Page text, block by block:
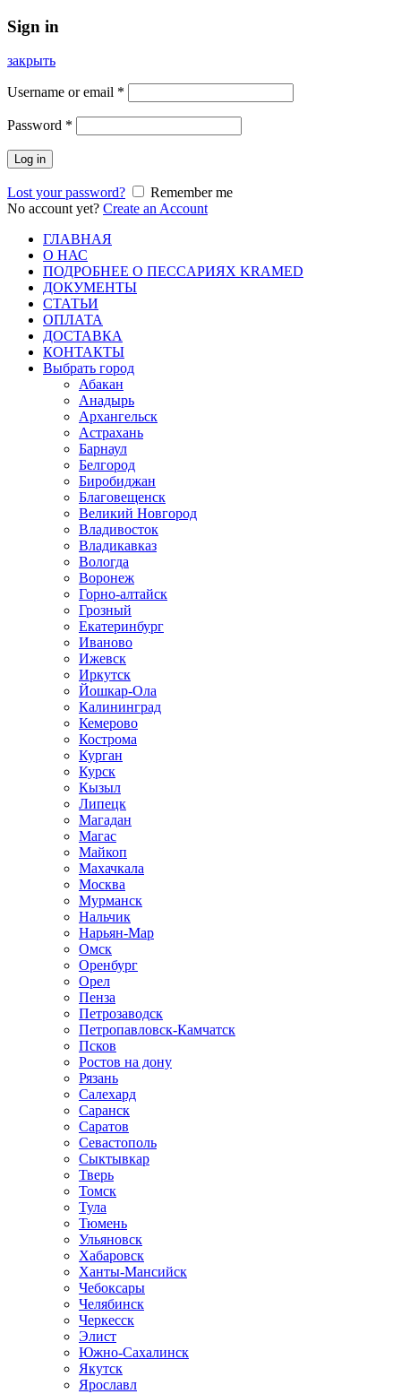
Sign in
закрыть
Username or email *
Password *
Log in
Lost your password?
Remember me
No account yet? Create an Account
ГЛАВНАЯ
О НАС
ПОДРОБНЕЕ О ПEСCАРИЯХ KRAMED
ДОКУМЕНТЫ
СТАТЬИ
ОПЛАТА
ДОСТАВКА
КОНТАКТЫ
Выбрать город
Абакан
Анадырь
Архангельск
Астрахань
Барнаул
Белгород
Биробиджан
Благовещенск
Великий Новгород
Владивосток
Владикавказ
Вологда
Воронеж
Горно-алтайск
Грозный
Екатеринбург
Иваново
Ижевск
Иркутск
Йошкар-Ола
Калининград
Кемерово
Кострома
Курган
Курск
Кызыл
Липецк
Магадан
Магас
Майкоп
Махачкала
Москва
Мурманск
Нальчик
Нарьян-Мар
Омск
Оренбург
Орел
Пенза
Петрозаводск
Петропавловск-Камчатск
Псков
Ростов на дону
Рязань
Салехард
Саранск
Саратов
Севастополь
Сыктывкар
Тверь
Томск
Тула
Тюмень
Ульяновск
Хабаровск
Ханты-Мансийск
Чебоксары
Челябинск
Черкесск
Элист
Южно-Сахалинск
Якутск
Ярославл